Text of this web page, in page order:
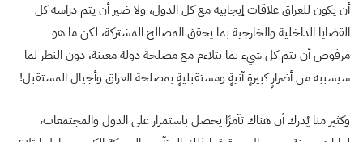
أن يكون للعراق علاقات إيجابية مع كل الدول، ولا ضير أن يتم دراسة كل
القضايا الداخلية والخارجية بما يحقق المصالح المشتركة، لكن ما هو
مرفوض أن يتم كل شيء بما يتلاءم مع مصلحة دولة معينة، دون النظر لما
سيسببه من أضرارٍ كبيرةٍ آنيةٍ ومستقبليةٍ بمصلحة العراق وأجيال المستقبل!
وكثير منا يُدرك أن هناك تآمرًا يحصل باستمرار على الدول والمجتمعات،